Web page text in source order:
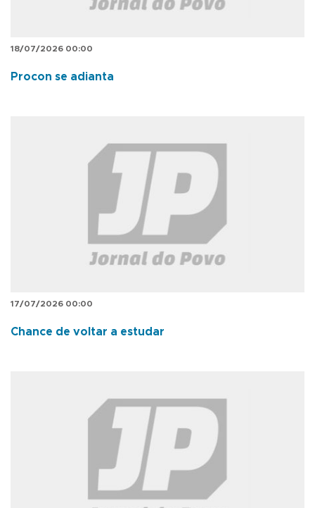
18/07/2026 00:00
Procon se adianta
17/07/2026 00:00
Chance de voltar a estudar